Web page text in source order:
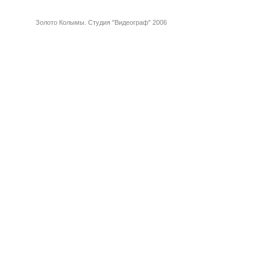
Золото Колымы. Студия "Видеограф" 2006